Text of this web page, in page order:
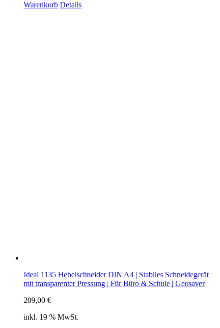
Warenkorb Details
Ideal 1135 Hebelschneider DIN A4 | Stabiles Schneidegerät
mit transparenter Pressung | Für Büro & Schule | Geosaver
209,00 €
inkl. 19 % MwSt.